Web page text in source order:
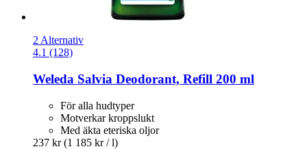
2 Alternativ
4.1 (128)
Weleda Salvia Deodorant, Refill 200 ml
För alla hudtyper
Motverkar kroppslukt
Med äkta eteriska oljor
237 kr (1 185 kr / l)